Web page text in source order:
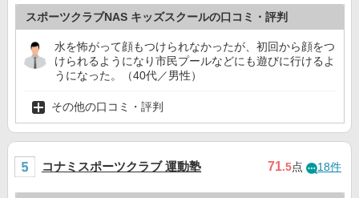
スポーツクラブNAS キッズスクールの口コミ・評判
水を怖がって顔もつけられなかったが、初回から顔をつ
けられるようになり市民プールなどにも遊びに行けるよ
うになった。（40代／男性）
その他の口コミ・評判
コナミスポーツクラブ 運動塾 71.5点 18件